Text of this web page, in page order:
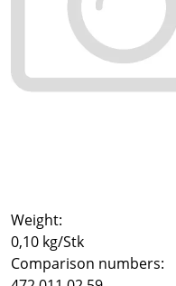
Weight:
0,10 kg/Stk
Comparison numbers: